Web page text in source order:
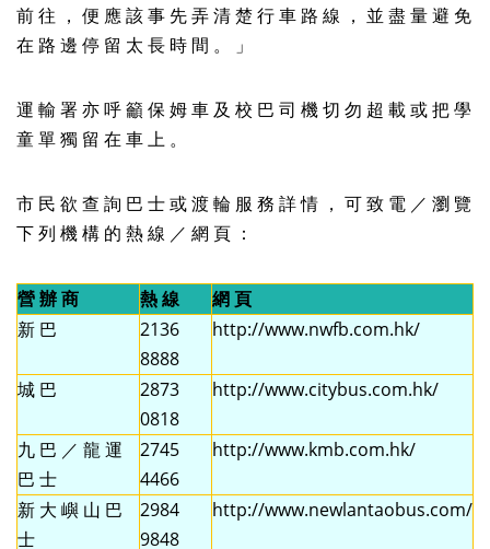
前 往 ， 便 應 該 事 先 弄 清 楚 行 車 路 線 ， 並 盡 量 避 免
在 路 邊 停 留 太 長 時 間 。 」
運 輸 署 亦 呼 籲 保 姆 車 及 校 巴 司 機 切 勿 超 載 或 把 學
童 單 獨 留 在 車 上 。
市 民 欲 查 詢 巴 士 或 渡 輪 服 務 詳 情 ， 可 致 電 ／ 瀏 覽
下 列 機 構 的 熱 線 ／ 網 頁 ：
營 辦 商 熱 線
網 頁
新 巴
2136
8888
http://www.nwfb.com.hk/
城 巴
2873
0818
http://www.citybus.com.hk/
九 巴 ／ 龍 運
巴 士
2745
4466
http://www.kmb.com.hk/
新 大 嶼 山 巴
士
2984
9848
http://www.newlantaobus.com/